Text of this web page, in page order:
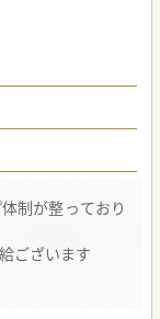
制が整っており
ございます
施設を展開する